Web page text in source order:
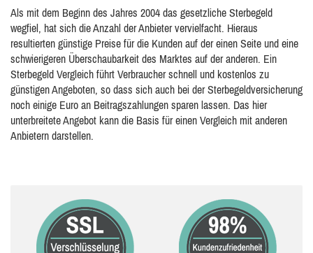
Als mit dem Beginn des Jahres 2004 das gesetzliche Sterbegeld
wegfiel, hat sich die Anzahl der Anbieter vervielfacht. Hieraus
resultierten günstige Preise für die Kunden auf der einen Seite und eine
schwierigeren Überschaubarkeit des Marktes auf der anderen. Ein
Sterbegeld Vergleich führt Verbraucher schnell und kostenlos zu
günstigen Angeboten, so dass sich auch bei der Sterbegeldversicherung
noch einige Euro an Beitragszahlungen sparen lassen. Das hier
unterbreitete Angebot kann die Basis für einen Vergleich mit anderen
Anbietern darstellen.